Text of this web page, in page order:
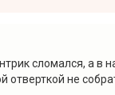
сломался, а в
отверткой не